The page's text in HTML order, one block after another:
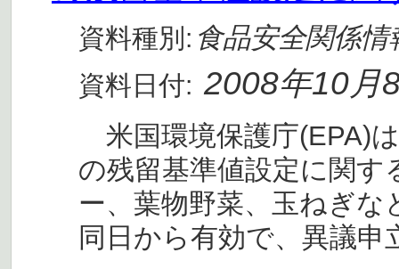
資料種別: 食品安全関係情
資料日付: 2008年10月
米国環境保護庁(EPA)
の残留基準値設定に関
ー、葉物野菜、玉ねぎ
同日から有効で、異議申